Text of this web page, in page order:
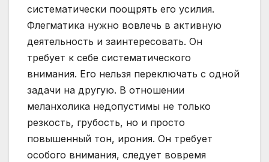
систематически поощрять его усилия.
Флегматика нужно вовлечь в активную
деятельность и заинтересовать. Он
требует к себе систематического
внимания. Его нельзя переключать с одной
задачи на другую. В отношении
меланхолика недопустимы не только
резкость, грубость, но и просто
повышенный тон, ирония. Он требует
особого внимания, следует вовремя